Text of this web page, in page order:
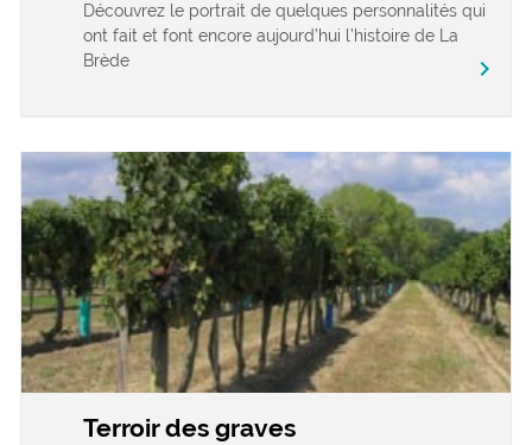
Découvrez le portrait de quelques personnalités qui
ont fait et font encore aujourd’hui l’histoire de La
Brède
chevron_right
Terroir des graves